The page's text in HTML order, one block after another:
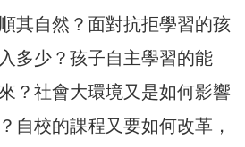
其自然？面對抗拒學習的孩
多少？孩子自主學習的能
？社會大環境又是如何影響
自校的課程又要如何改革，